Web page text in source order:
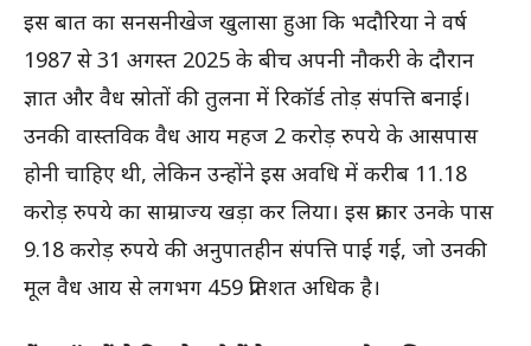
इस बात का सनसनीखेज खुलासा हुआ कि भदौरिया ने वर्ष
1987 से 31 अगस्त 2025 के बीच अपनी नौकरी के दौरान
ज्ञात और वैध स्रोतों की तुलना में रिकॉर्ड तोड़ संपत्ति बनाई।
उनकी वास्तविक वैध आय महज 2 करोड़ रुपये के आसपास
होनी चाहिए थी, लेकिन उन्होंने इस अवधि में करीब 11.18
करोड़ रुपये का साम्राज्य खड़ा कर लिया। इस प्रकार उनके पास
9.18 करोड़ रुपये की अनुपातहीन संपत्ति पाई गई, जो उनकी
मूल वैध आय से लगभग 459 प्रतिशत अधिक है।